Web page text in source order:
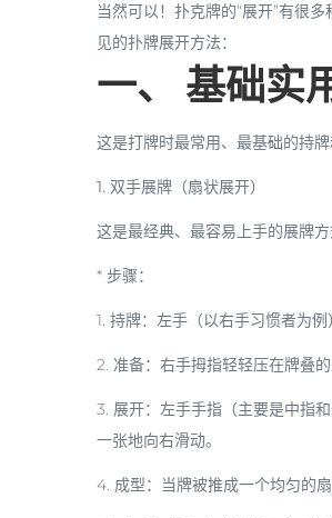
当然可以！扑克牌的“展开”有很
见的扑牌展开方法：
一、 基础实
这是打牌时最常用、最基础的持牌
1. 双手展牌（扇状展开）
这是最经典、最容易上手的展牌方
* 步骤：
1. 持牌：左手（以右手习惯者为
2. 准备：右手拇指轻轻压在牌叠的
3. 展开：左手手指（主要是中指
一张地向右滑动。
4. 成型：当牌被推成一个均匀的